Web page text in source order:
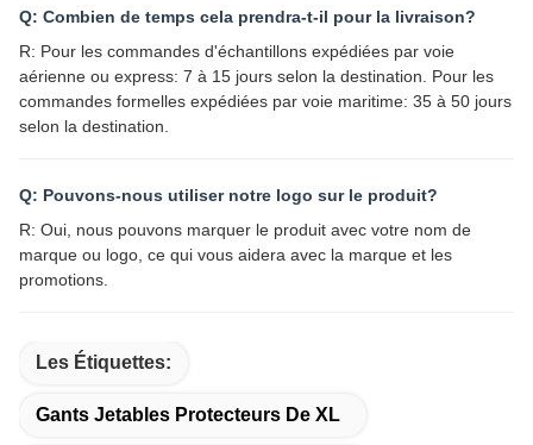
Q: Combien de temps cela prendra-t-il pour la livraison?
R: Pour les commandes d'échantillons expédiées par voie
aérienne ou express: 7 à 15 jours selon la destination. Pour les
commandes formelles expédiées par voie maritime: 35 à 50 jours
selon la destination.
Q: Pouvons-nous utiliser notre logo sur le produit?
R: Oui, nous pouvons marquer le produit avec votre nom de
marque ou logo, ce qui vous aidera avec la marque et les
promotions.
Les Étiquettes:
Gants Jetables Protecteurs De XL